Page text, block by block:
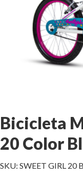
Bicicleta
20 Color
SKU: SWEET GIRL 20